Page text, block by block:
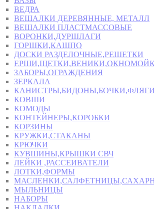
ВЕДРА
ВЕШАЛКИ ДЕРЕВЯННЫЕ, МЕТАЛЛ
ВЕШАЛКИ ПЛАСТМАССОВЫЕ
ВОРОНКИ,ДУРШЛАГИ
ГОРШКИ,КАШПО
ДОСКИ РАЗДЕЛОЧНЫЕ,РЕШЕТКИ
ЗАБОРЫ,ОГРАЖДЕНИЯ
ЗЕРКАЛА
КОВШИ
КОМОДЫ
КОНТЕЙНЕРЫ,КОРОБКИ
КОРЗИНЫ
КРУЖКИ,СТАКАНЫ
КРЮЧКИ
КУВШИНЫ,КРЫШКИ СВЧ
ЛЕЙКИ ,РАССЕИВАТЕЛИ
ЛОТКИ,ФОРМЫ
МЫЛЬНИЦЫ
НАБОРЫ